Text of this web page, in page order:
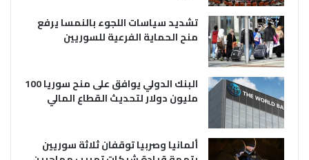
تشديد سياسات اللجوء بالنمسا يرفع
منح الحماية الفرعية للسوريين
البنك الدولي يوافق على منح سوريا 100
مليون دولار لتحديث القطاع المالي
ألمانيا وصربيا توقفان ثلاثة سوريين